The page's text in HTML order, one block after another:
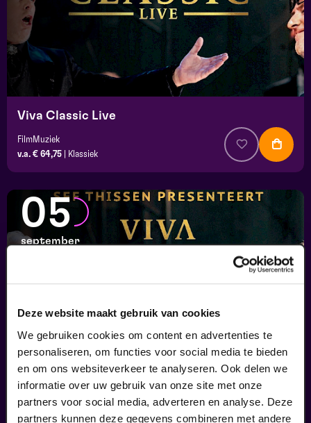
Deze website maakt gebruik van cookies
We gebruiken cookies om content en advertenties te
personaliseren, om functies voor social media te bieden
en om ons websiteverkeer te analyseren. Ook delen we
informatie over uw gebruik van onze site met onze
partners voor social media, adverteren en analyse. Deze
partners kunnen deze gegevens combineren met andere
Viva Classic Live
FilmMuziek
v.a. € 64,75
Klassiek
05
september
Viva Classic Live
FilmMuziek